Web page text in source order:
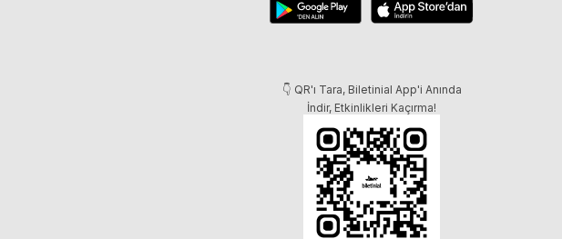
👇 QR'ı Tara, Biletinial App'i Anında
İndir, Etkinlikleri Kaçırma!